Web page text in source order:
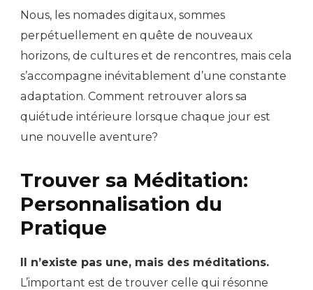
Nous, les nomades digitaux, sommes
perpétuellement en quête de nouveaux
horizons, de cultures et de rencontres, mais cela
s’accompagne inévitablement d’une constante
adaptation. Comment retrouver alors sa
quiétude intérieure lorsque chaque jour est
une nouvelle aventure?
Trouver sa Méditation:
Personnalisation du
Pratique
Il n’existe pas une, mais des méditations.
L’important est de trouver celle qui résonne